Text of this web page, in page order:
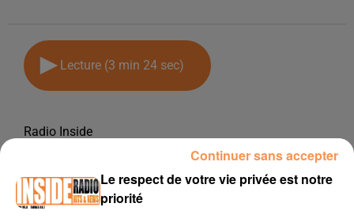
Lecture (3 min 24 sec)
Radio Inside
INTERVIEW DE JEAN-LUC "CROQUETTES SERVICES" À POEY-DE-
LESCAR, SUR RADIO INSIDE
Le respect de votre vie privée est notre
priorité
Continuer sans accepter